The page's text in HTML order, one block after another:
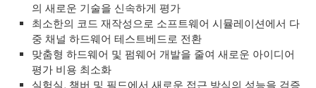
의 새로운 기술을 신속하게 평가
최소한의 코드 재작성으로 소프트웨어 시뮬레이션에서 다
중 채널 하드웨어 테스트베드로 전환
맞춤형 하드웨어 및 펌웨어 개발을 줄여 새로운 아이디어
평가 비용 최소화
실험실, 챔버 및 필드에서 새로운 접근 방식의 성능을 검증